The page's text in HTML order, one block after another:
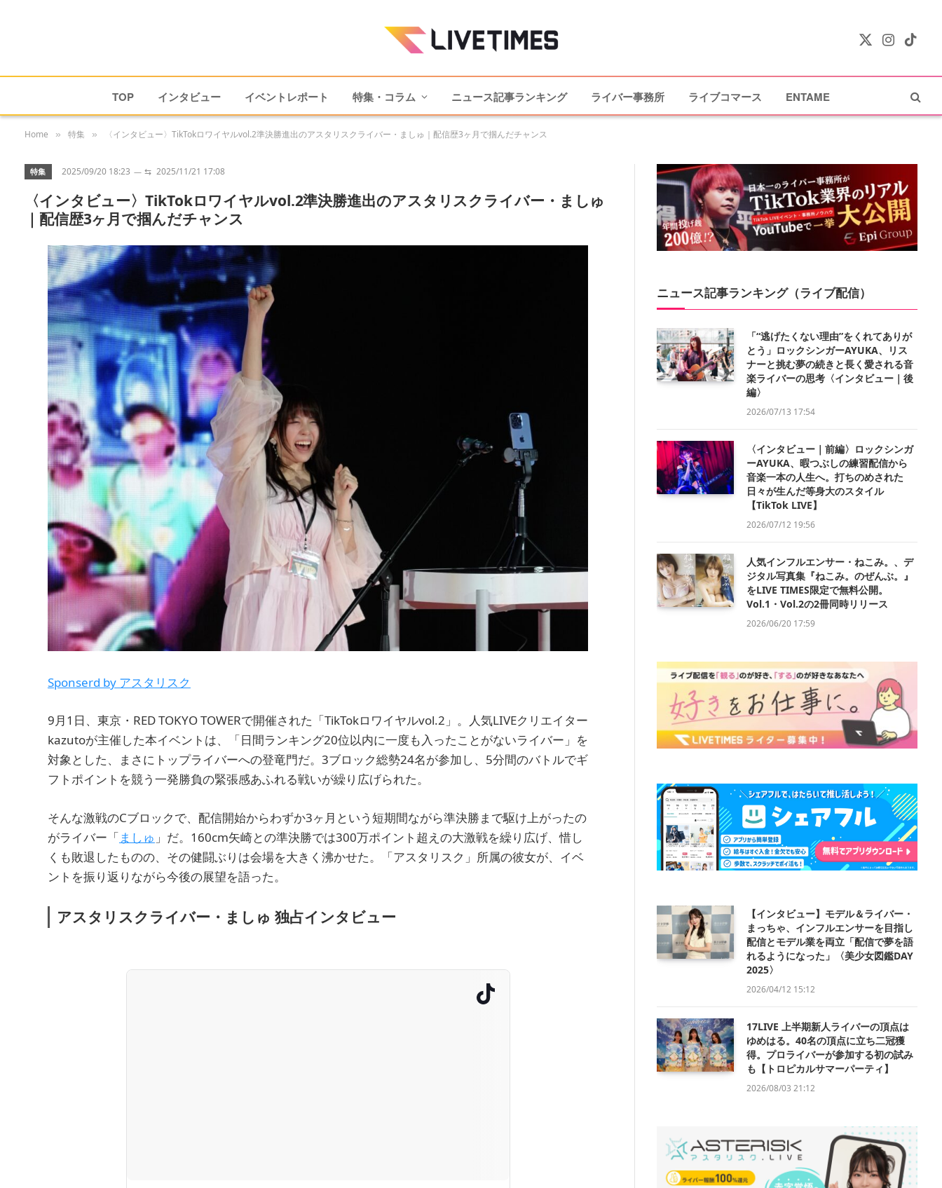
X
Instagram
TikTok
TOP インタビュー イベントレポート 特集・コラム ニュース記事ランキング ライバー事務所 ライブコマース ENTAME
Home » 特集 » 〈インタビュー〉TikTokロワイヤルvol.2準決勝進出のアスタリスクライバー・ましゅ｜配信歴3ヶ月で掴んだチャンス
特集 2025/09/20 18:23 ⇆ 2025/11/21 17:08
〈インタビュー〉TikTokロワイヤルvol.2準決勝進出のアスタリスクライバー・ましゅ
｜配信歴3ヶ月で掴んだチャンス
Sponserd by アスタリスク
9月1日、東京・RED TOKYO TOWERで開催された「TikTokロワイヤルvol.2」。人気LIVEクリエイター
kazutoが主催した本イベントは、「日間ランキング20位以内に一度も入ったことがないライバー」を
対象とした、まさにトップライバーへの登竜門だ。3ブロック総勢24名が参加し、5分間のバトルでギ
フトポイントを競う一発勝負の緊張感あふれる戦いが繰り広げられた。
そんな激戦のCブロックで、配信開始からわずか3ヶ月という短期間ながら準決勝まで駆け上がったの
がライバー「ましゅ 」だ。160cm矢崎との準決勝では300万ポイント超えの大激戦を繰り広げ、惜し
くも敗退したものの、その健闘ぶりは会場を大きく沸かせた。「アスタリスク」所属の彼女が、イベ
ントを振り返りながら今後の展望を語った。
アスタリスクライバー・ましゅ 独占インタビュー
ニュース記事ランキング（ライブ配信）
「“逃げたくない理由”をくれてありが
とう」ロックシンガーAYUKA、リス
ナーと挑む夢の続きと長く愛される音
楽ライバーの思考〈インタビュー｜後
編〉
2026/07/13 17:54
〈インタビュー｜前編〉ロックシンガ
ーAYUKA、暇つぶしの練習配信から
音楽一本の人生へ。打ちのめされた
日々が生んだ等身大のスタイル
【TikTok LIVE】
2026/07/12 19:56
人気インフルエンサー・ねこみ。、デ
ジタル写真集『ねこみ。のぜんぶ。』
をLIVE TIMES限定で無料公開。
Vol.1・Vol.2の2冊同時リリース
2026/06/20 17:59
【インタビュー】モデル＆ライバー・
まっちゃ、インフルエンサーを目指し
配信とモデル業を両立「配信で夢を語
れるようになった」〈美少女図鑑DAY
2025〉
2026/04/12 15:12
17LIVE 上半期新人ライバーの頂点は
ゆめはる。40名の頂点に立ち二冠獲
得。プロライバーが参加する初の試み
も【トロピカルサマーパーティ】
2026/08/03 21:12